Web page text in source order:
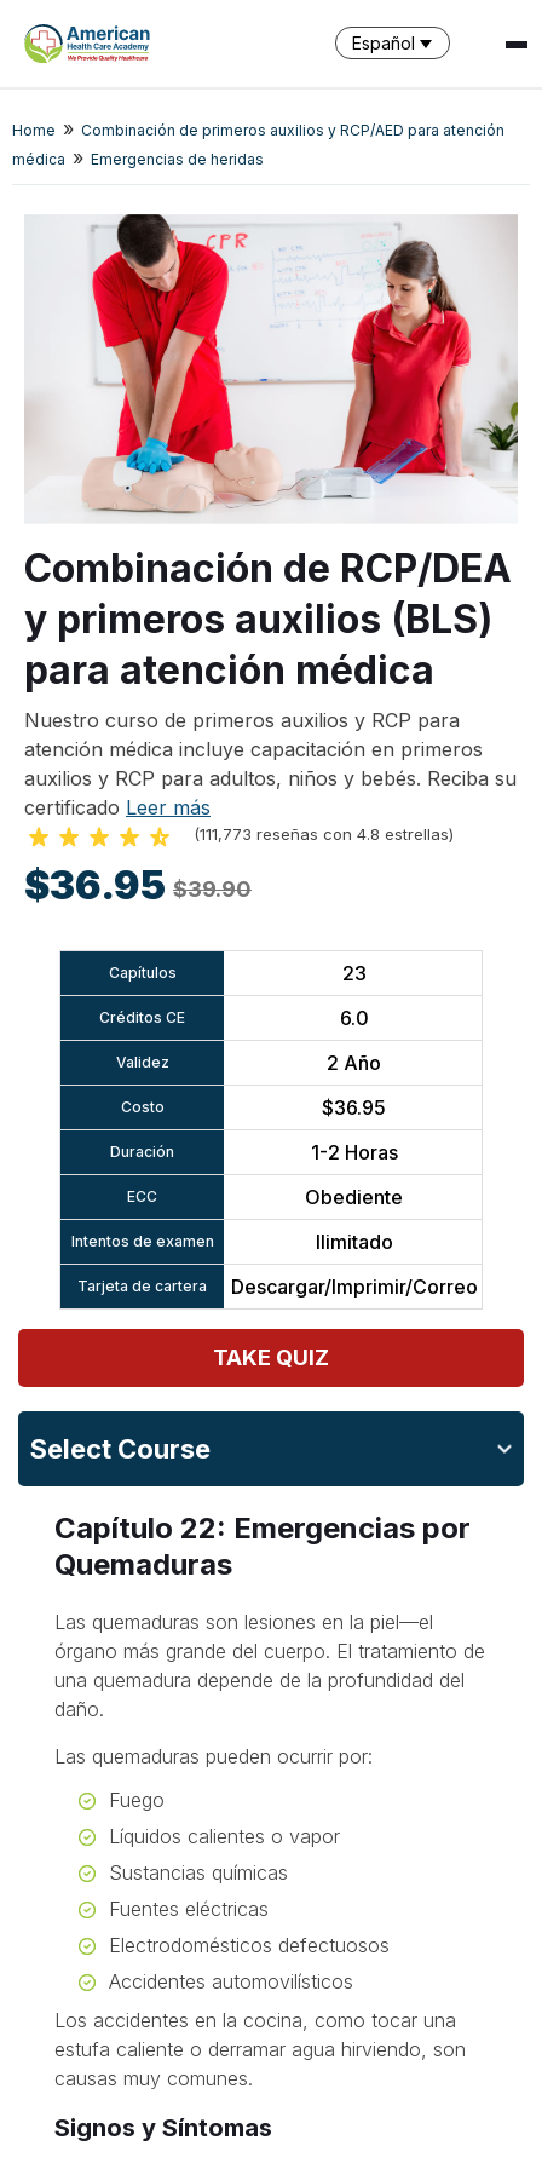
Español
Home » Combinación de primeros auxilios y RCP/AED para atención
médica » Emergencias de heridas
Combinación de RCP/DEA
y primeros auxilios (BLS)
para atención médica
Nuestro curso de primeros auxilios y RCP para
atención médica incluye capacitación en primeros
auxilios y RCP para adultos, niños y bebés. Reciba su
certificado Leer más
(111,773 reseñas con 4.8 estrellas)
$36.95 $39.90
Capítulos 23
Créditos CE 6.0
Validez 2 Año
Costo $36.95
Duración 1-2 Horas
ECC Obediente
Intentos de examen Ilimitado
Tarjeta de cartera Descargar/Imprimir/Correo
TAKE QUIZ
Select Course
Capítulo 22: Emergencias por
Quemaduras
Las quemaduras son lesiones en la piel—el
órgano más grande del cuerpo. El tratamiento de
una quemadura depende de la profundidad del
daño.
Las quemaduras pueden ocurrir por:
Fuego
Líquidos calientes o vapor
Sustancias químicas
Fuentes eléctricas
Electrodomésticos defectuosos
Accidentes automovilísticos
Los accidentes en la cocina, como tocar una
estufa caliente o derramar agua hirviendo, son
causas muy comunes.
Signos y Síntomas
SPARK
AI Assistant · AHCA